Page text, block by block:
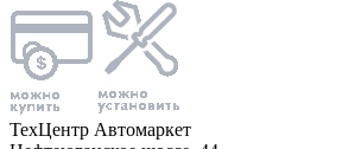
ТехЦентр Автомаркет